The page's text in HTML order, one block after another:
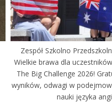
Zespół Szkolno
Wielkie brawa dla
The Big Challenge 2026!
wyników, odwagi w
nauki języka